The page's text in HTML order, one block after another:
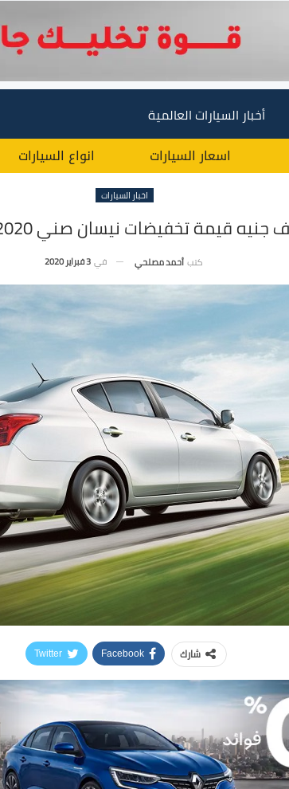
أخبار السيارات العالمية
اسعار السيارات انواع السيارات
اخبار السيارات
كتب أحمد مصلحي في 3 فبراير 2020
شارك Facebook
Twitter